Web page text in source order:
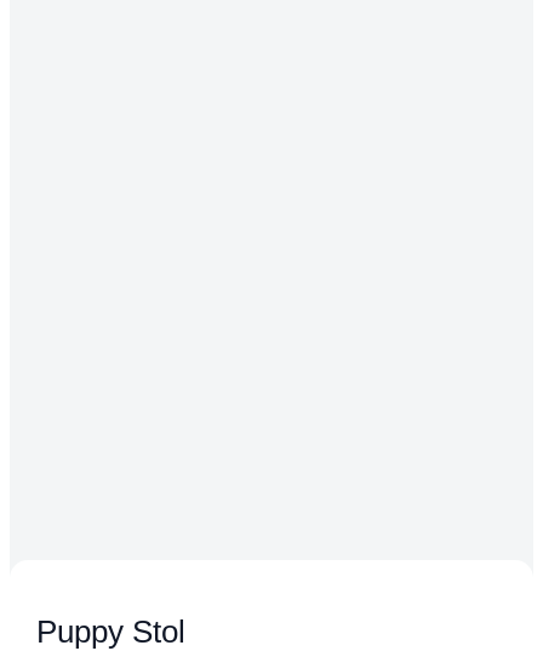
Puppy Stol